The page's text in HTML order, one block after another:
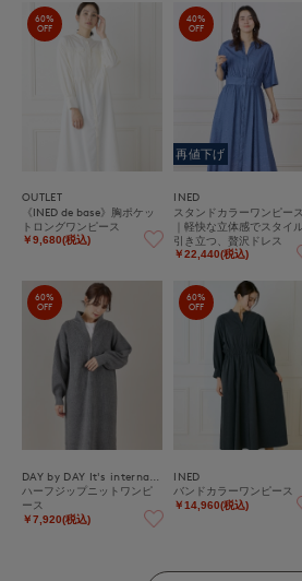
60%
OFF
OUTLET
《INED de base》胸ポケッ
トロングワンピース
￥9,680(税込)
40%
OFF
再値下げ
INED
スタンドカラーワンピース
｜軽快な立体感でスタイ
引き立つ、贅沢ドレス
￥22,440(税込)
60%
OFF
ハーフジップニットワンピ
ース
￥7,920(税込)
60%
OFF
INED
バンドカラーワンピース
￥14,960(税込)